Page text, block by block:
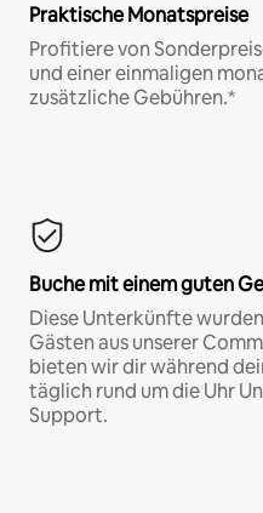
Praktische Monatspreise
Profitiere von
und einer einmaligen
zusätzliche Gebühren.*
Buche mit einem guten
Diese Unterkünfte
Gästen aus unserer
bieten wir dir während
täglich rund um die Uhr
Support.